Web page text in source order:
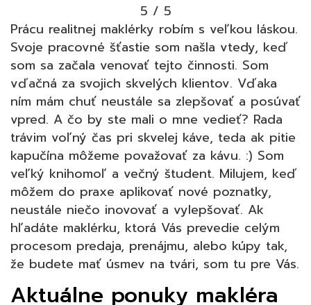
5 / 5
Prácu realitnej maklérky robím s veľkou láskou.
Svoje pracovné šťastie som našla vtedy, keď
som sa začala venovať tejto činnosti. Som
vďačná za svojich skvelých klientov. Vďaka
ním mám chuť neustále sa zlepšovať a posúvať
vpred. A čo by ste mali o mne vedieť? Rada
trávim voľný čas pri skvelej káve, teda ak pitie
kapučína môžeme považovať za kávu. :) Som
veľký knihomoľ a večný študent. Milujem, keď
môžem do praxe aplikovať nové poznatky,
neustále niečo inovovať a vylepšovať. Ak
hľadáte maklérku, ktorá Vás prevedie celým
procesom predaja, prenájmu, alebo kúpy tak,
že budete mať úsmev na tvári, som tu pre Vás.
Aktuálne ponuky makléra